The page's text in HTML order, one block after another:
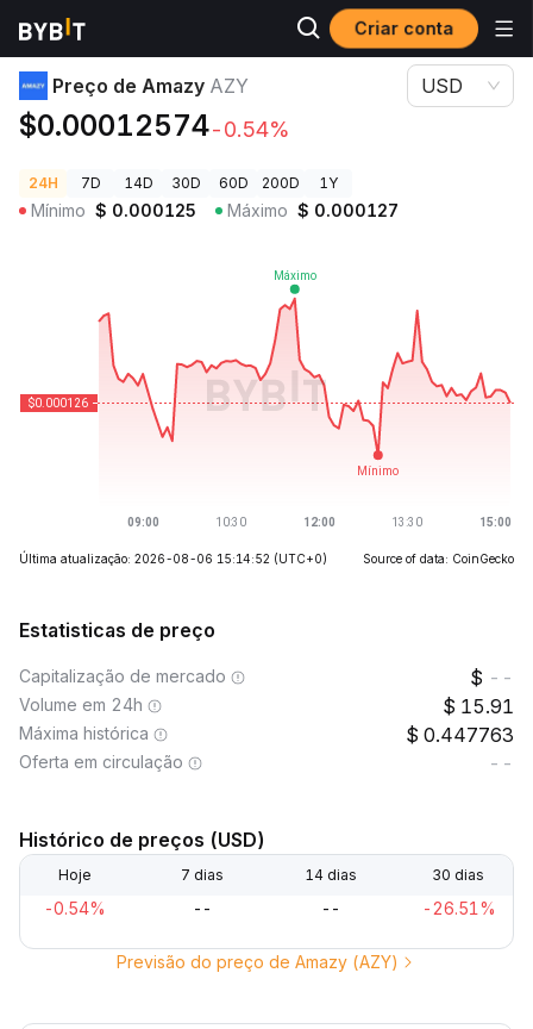
Criar conta
Preços de Criptomoedas Preço de Amazy AZY
Preço de Amazy AZY
$0.00012574-0.54%
USD
24H 7D 14D 30D 60D 200D 1Y
Mínimo $ 0.000125 Máximo $ 0.000127
Última atualização: 2026-08-06 15:14:52 (UTC+0) Source of data: CoinGecko
Estatisticas de preço
Capitalização de mercado --
Volume em 24h 15.91
Máxima histórica 0.447763
Oferta em circulação --
Histórico de preços (USD)
Hoje 7 dias 14 dias 30 dias
-0.54% -- -- -26.51%
Previsão do preço de Amazy (AZY)